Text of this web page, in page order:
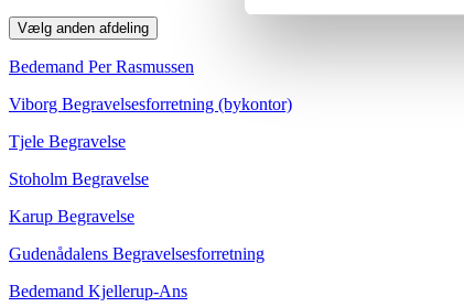
Vælg anden afdeling
Bedemand Per Rasmussen
Viborg Begravelsesforretning (bykontor)
Tjele Begravelse
Stoholm Begravelse
Karup Begravelse
Gudenådalens Begravelsesforretning
Bedemand Kjellerup-Ans